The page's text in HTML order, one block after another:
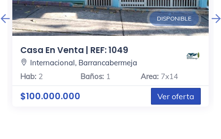
DISPONIBLE
Casa En Venta | REF: 1049
Internacional, Barrancabermeja
Hab: 2 Baños: 1 Area: 7x14
$100.000.000 Ver oferta